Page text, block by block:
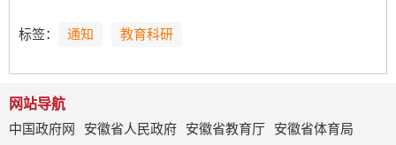
标签： 通知 教育科研
网站导航
中国政府网
安徽省人民政府 安徽省教育厅
安徽省体育局